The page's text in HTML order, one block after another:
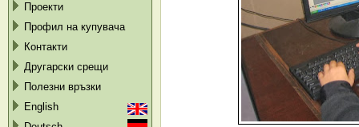
Проекти
Профил на купувача
Контакти
Другарски срещи
Полезни връзки
English